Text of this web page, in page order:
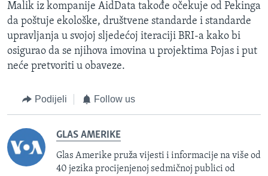
Malik iz kompanije AidData takođe očekuje od Pekinga
da poštuje ekološke, društvene standarde i standarde
upravljanja u svojoj sljedećoj iteraciji BRI-a kako bi
osigurao da se njihova imovina u projektima Pojas i put
neće pretvoriti u obaveze.
Podijeli Follow us
GLAS AMERIKE
Glas Amerike pruža vijesti i informacije na više od
40 jezika procijenjenoj sedmičnoj publici od